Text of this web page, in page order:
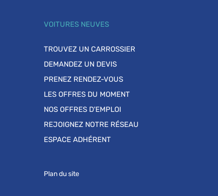
VOITURES NEUVES
TROUVEZ UN CARROSSIER
DEMANDEZ UN DEVIS
PRENEZ RENDEZ-VOUS
LES OFFRES DU MOMENT
NOS OFFRES D'EMPLOI
REJOIGNEZ NOTRE RÉSEAU
ESPACE ADHÉRENT
Plan du site